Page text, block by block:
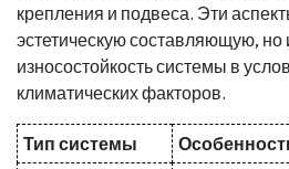
крепления и подвеса. Эти
эстетическую составляющую, но
износостойкость системы в
климатических факторов.
Тип системы